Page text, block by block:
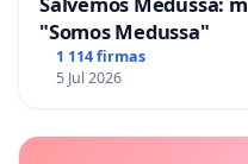
"Somos Medussa"
1 114 firmas
5 Jul 2026